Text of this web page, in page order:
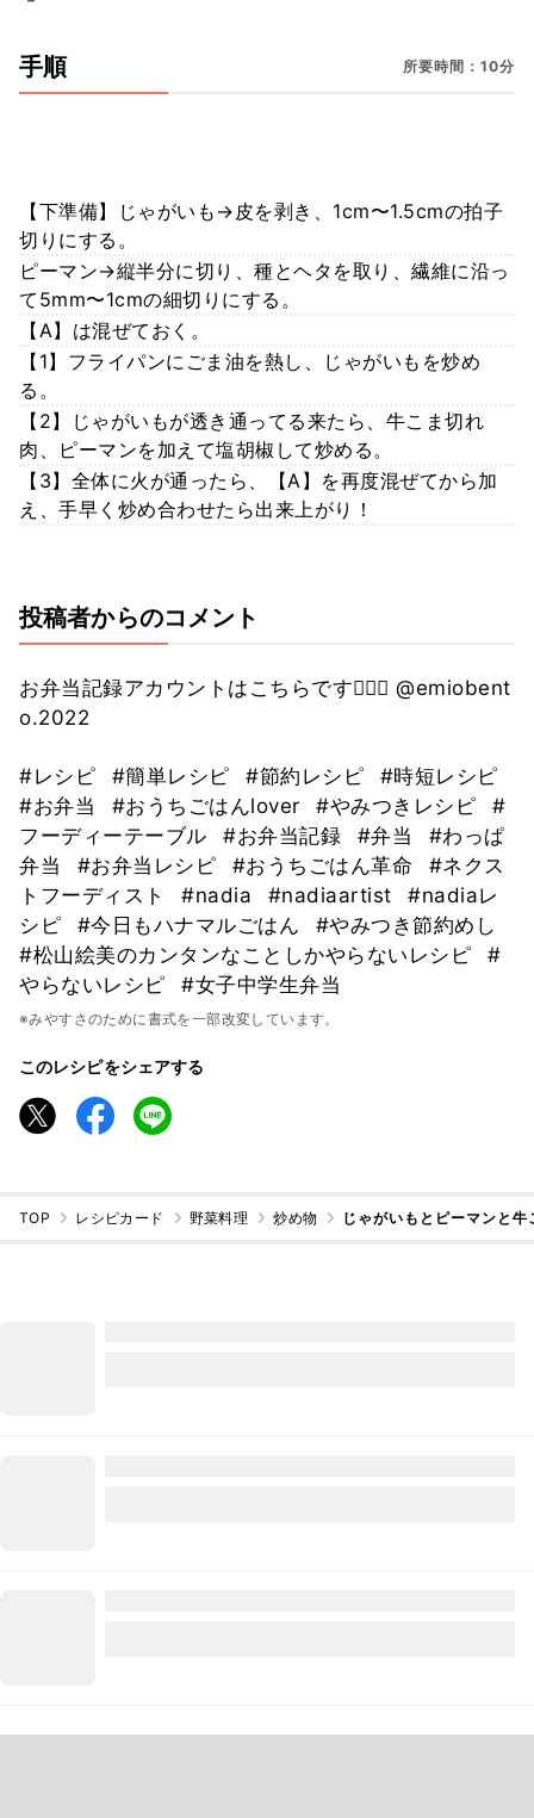
手順 所要時間：10分
【下準備】じゃがいも→皮を剥き、1cm〜1.5cmの拍子
切りにする。
ピーマン→縦半分に切り、種とヘタを取り、繊維に沿っ
て5mm〜1cmの細切りにする。
【A】は混ぜておく。
【1】フライパンにごま油を熱し、じゃがいもを炒め
る。
【2】じゃがいもが透き通ってる来たら、牛こま切れ
肉、ピーマンを加えて塩胡椒して炒める。
【3】全体に火が通ったら、【A】を再度混ぜてから加
え、手早く炒め合わせたら出来上がり！
投稿者からのコメント
お弁当記録アカウントはこちらです💁🏻‍♀️ @emiobent
o.2022
#レシピ #簡単レシピ #節約レシピ
#時短レシピ
#お弁当
#おうちごはんlover #やみつきレシピ
#
フーディーテーブル
#お弁当記録 #弁当
#わっぱ
弁当
#お弁当レシピ #おうちごはん革命
#ネクス
トフーディスト
#nadia #nadiaartist
#nadiaレ
シピ
#今日もハナマルごはん
#やみつき節約めし
#松山絵美のカンタンなことしかやらないレシピ
#
やらないレシピ
#女子中学生弁当
※みやすさのために書式を一部改変しています。
このレシピをシェアする
TOP レシピカード 野菜料理 炒め物 じゃがいもとピーマンと